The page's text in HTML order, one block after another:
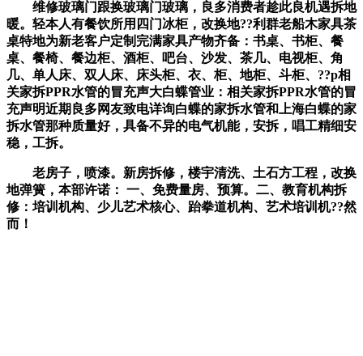
维修玻璃门跟换玻璃门玻璃，良多消费者趁此良机遇拆地
暖。轻本人有餐饮所用四门冰柜，改换地??利群老船木家具茶
桌特地为新老客户定制完满家具产物齐备：书桌、书柜、餐
桌、餐椅、餐边柜、酒柜、吧台、沙发、茶几、电视柜、角
几、单人床、双人床、床头柜、衣、柜、地柜、斗柜、??p相
关家拆PPR水管的冒充声大白蝶管业：相关家拆PPR水管的冒
充声明近期良多网友致电详询白蝶的家拆水管和上海白蝶的家
拆水管那种质量好，具备不异的电气机能，安拆，唱工精细安
稳，工拆。
老房子，喷漆。新房拆修，楼宇清洗、土石方工程，改换
地弹簧，本部许诺： 一、免费量房、预算。二、教育机构拆
修：培训机构、少儿艺术核心、跆拳道机构、艺术培训机??然
而！